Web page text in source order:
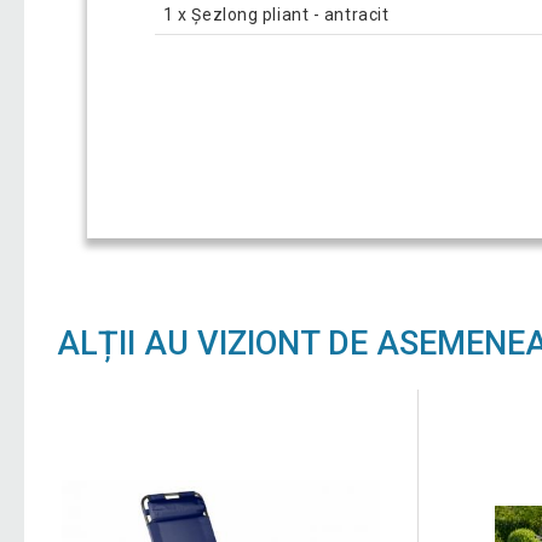
1 x Șezlong pliant - antracit
ALȚII AU VIZIONT DE